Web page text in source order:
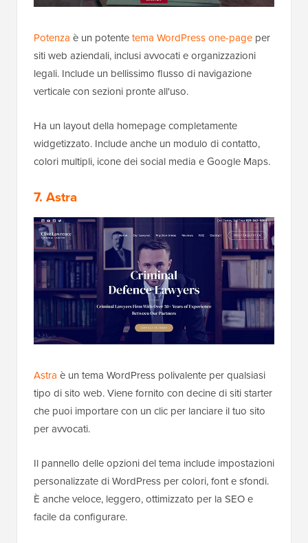
Potenza è un potentetema WordPress one-page per
siti web aziendali, inclusi avvocati e organizzazioni
legali. Include un bellissimo flusso di navigazione
verticale con sezioni pronte all'uso.
Ha un layout della homepage completamente
widgetizzato. Include anche un modulo di contatto,
colori multipli, icone dei social media e Google Maps.
7. Astra
Astra è un tema WordPress polivalente per qualsiasi
tipo di sito web. Viene fornito con decine di siti starter
che puoi importare con un clic per lanciare il tuo sito
per avvocati.
Il pannello delle opzioni del tema include impostazioni
personalizzate di WordPress per colori, font e sfondi.
È anche veloce, leggero, ottimizzato per la SEO e
facile da configurare.